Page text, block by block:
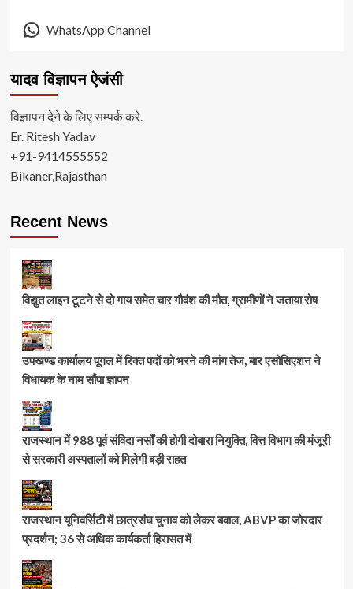
WhatsApp Channel
यादव विज्ञापन ऐजंसी
विज्ञापन देने के लिए सम्पर्क करे.
Er. Ritesh Yadav
+91-9414555552
Bikaner,Rajasthan
Recent News
विद्युत लाइन टूटने से दो गाय समेत चार गौवंश की मौत, ग्रामीणों ने जताया रोष
उपखण्ड कार्यालय पूगल में रिक्त पदों को भरने की मांग तेज, बार एसोसिएशन ने
विधायक के नाम सौंपा ज्ञापन
राजस्थान में 988 पूर्व संविदा नर्सों की होगी दोबारा नियुक्ति, वित्त विभाग की मंजूरी
से सरकारी अस्पतालों को मिलेगी बड़ी राहत
राजस्थान यूनिवर्सिटी में छात्रसंघ चुनाव को लेकर बवाल, ABVP का जोरदार
प्रदर्शन; 36 से अधिक कार्यकर्ता हिरासत में